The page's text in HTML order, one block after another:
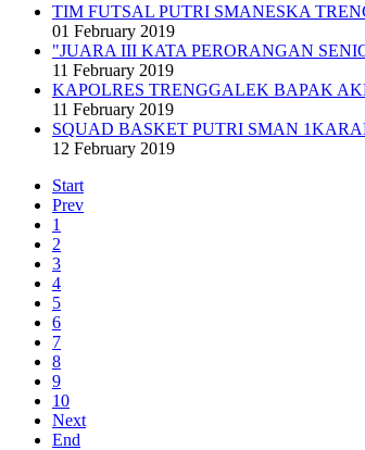
TIM FUTSAL PUTRI SMANESKA
01 February 2019
"JUARA III KATA PERORANGAN
11 February 2019
KAPOLRES TRENGGALEK BAPAK
11 February 2019
SQUAD BASKET PUTRI SMAN
12 February 2019
Start
Prev
1
2
3
4
5
6
7
8
9
10
Next
End